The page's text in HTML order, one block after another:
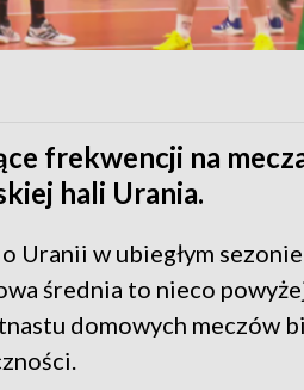
frekwencji na
hali Urania.
Uranii w ubiegłym sezonie
średnia to nieco
domowych meczów